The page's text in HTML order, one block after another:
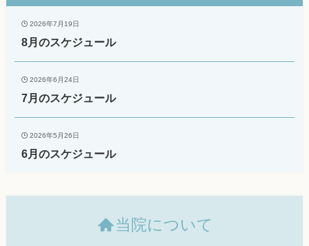
2026年7月19日
8月のスケジュール
2026年6月24日
7月のスケジュール
2026年5月26日
6月のスケジュール
当院について